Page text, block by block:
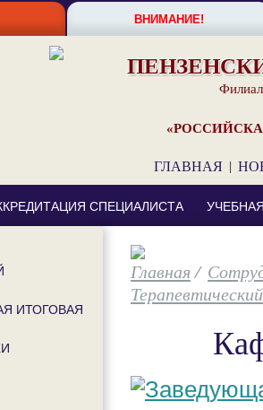
ВНИМАНИЕ!
ГЛАВНАЯ |
СПЕЦИАЛИСТА
/
ИТОГОВАЯ